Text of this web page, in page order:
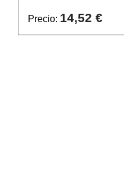
Precio: 14,52 €